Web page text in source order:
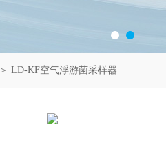
＞ LD-KF空气浮游菌采样器